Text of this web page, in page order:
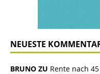
NEUESTE
BRUNO ZU Rente nach